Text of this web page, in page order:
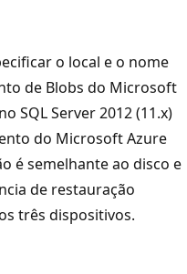
o local e o nome
de Blobs do Microsoft
SQL Server 2012 (11.x)
do Microsoft Azure
é semelhante ao disco e
de restauração
três dispositivos.